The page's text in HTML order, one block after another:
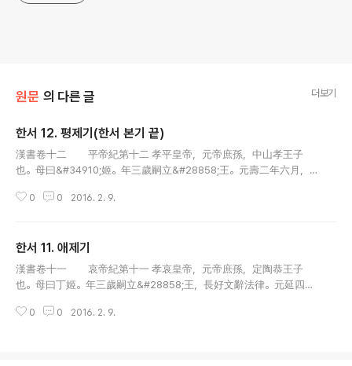
원문 의 다른 글 더보기
한서 12. 평제기(한서 본기 끝)
漢書卷十二 平帝紀第十二 孝平皇帝，元帝庶孫，中山孝王子
也。母曰&#34910;姬。年三歲嗣立&#28858;王。元壽二年六月，
印綬，罷。」賢&#21363;日自殺。新都侯王莽&#28858;大司馬，領
0 0 2016. 2. 9.
한서 11. 애제기
漢書卷十一 哀帝紀第十一 孝哀皇帝，元帝庶孫，定陶恭王子
也。母曰丁姬。年三歲嗣立&#28858;王，長好文辭法律。元延四年
怪之，以問定陶王，對曰：「令，諸侯王朝，得從其國二千石。傅、
0 0 2016. 2. 9.